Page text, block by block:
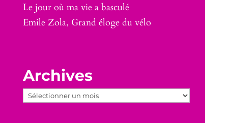
Le jour où ma vie a basculé
Emile Zola, Grand éloge du vélo
Archives
Archives